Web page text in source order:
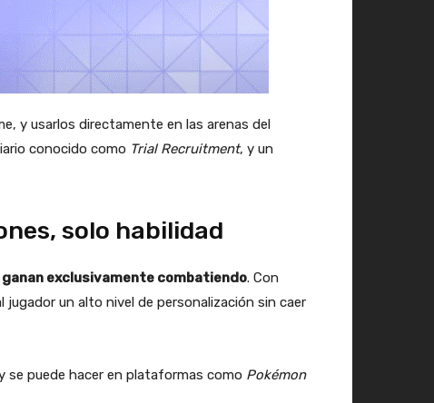
y usarlos directamente en las arenas del
conocido como Trial Recruitment, y un
solo habilidad
ganan exclusivamente combatiendo. Con
un alto nivel de personalización sin caer
se puede hacer en plataformas como Pokémon